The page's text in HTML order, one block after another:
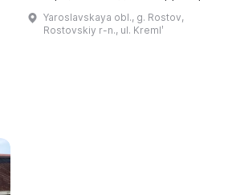
бывшего Ростовского
архиерейского дома. Он был
Yaroslavskaya obl., g. Rostov,
Rostovskiy r-n., ul. Kremlʹ